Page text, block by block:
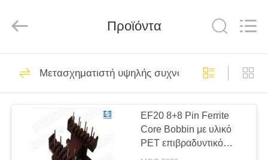
ΣΠΊΤΙ
ΠΡΟΪΌΝΤΑ
ΒΊΝΤΕΟ
Enterprise
Co.,Ltd.
διασπασμένος
τρέχων
μετασχηματιστής
Προϊόντα
Μετασχηματιστή υψηλής συχνότητας
EF20 8+8 Pin Ferrite
Core Bobbin με υλικό
PET επιβραδυντικό
φλόγας UL 94V-0 για